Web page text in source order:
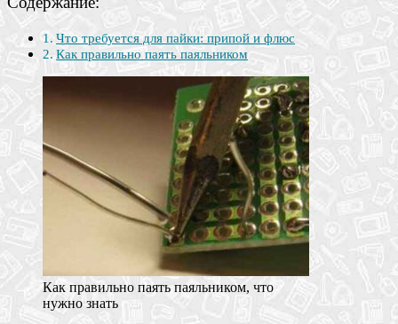
Что требуется для пайки: припой и флюс
Как правильно паять паяльником
Как правильно паять паяльником, что
нужно знать